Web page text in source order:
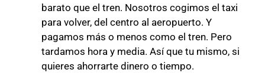
barato que el tren. Nosotros cogimos el taxi
para volver, del centro al aeropuerto. Y
pagamos más o menos como el tren. Pero
tardamos hora y media. Así que tu mismo, si
quieres ahorrarte dinero o tiempo.